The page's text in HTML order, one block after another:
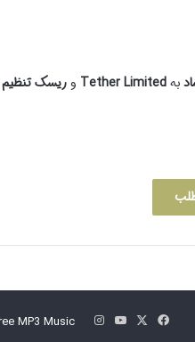
بهTether Limited وریسک تنظیم
MP3 Music
فیس
یوتیوباینستاگرام